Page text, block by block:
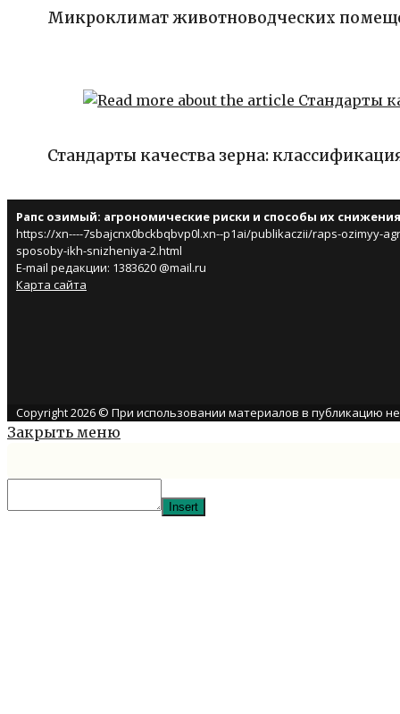
Микроклимат животноводческих
Стандарты качества зерна:
Рапс озимый: агрономические риски и способы их снижения
https://xn----7sbajcnx0bckbqbvp0l.xn--p1ai/publikaczii/raps-ozimyy-
sposoby-ikh-snizheniya-2.html
E-mail редакции: 1383620 @mail.ru
Карта сайта
Copyright 2026 © При использовании материалов в публикацию
Закрыть меню
Insert